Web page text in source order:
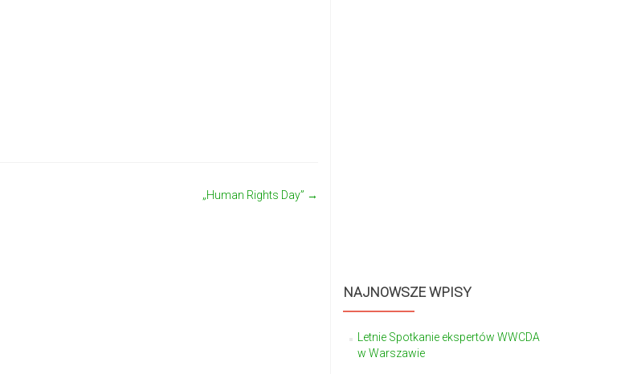
„Human Rights Day” →
NAJNOWSZE WPISY
Letnie Spotkanie ekspertów WWCDA
w Warszawie